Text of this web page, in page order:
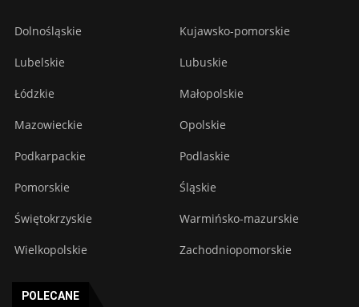
Dolnośląskie Kujawsko-pomorskie
Lubelskie Lubuskie
Łódzkie Małopolskie
Mazowieckie Opolskie
Podkarpackie Podlaskie
Pomorskie Śląskie
Świętokrzyskie Warmińsko-mazurskie
Wielkopolskie Zachodniopomorskie
POLECANE